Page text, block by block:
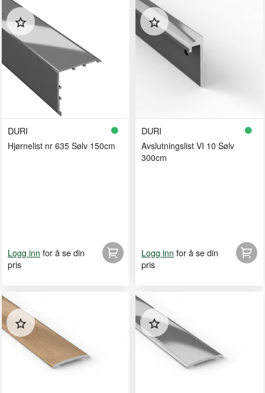
DURI
Hjørnelist nr 635 Sølv 150cm
Logg inn for å se din
pris
DURI
Avslutningslist VI 10 Sølv
300cm
Logg inn for å se din
pris